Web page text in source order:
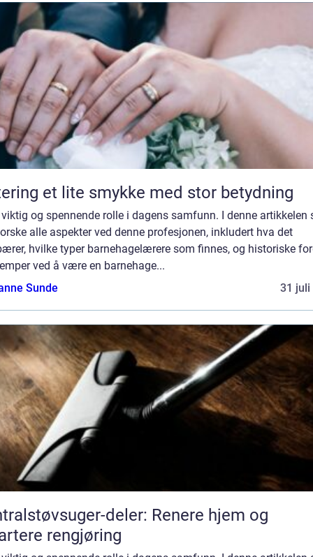
Giftering et lite smykke med stor betydning
viktig og spennende rolle i dagens samfunn. I denne artikkelen
alle aspekter ved denne profesjonen, inkludert hva det
hvilke typer barnehagelærere som finnes, og historiske
ved å være en barnehage...
Sunde
31 juli
deler: Renere hjem og
rengjøring